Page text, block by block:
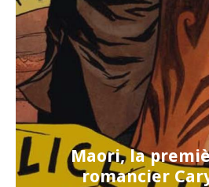
Maori, la
romancier